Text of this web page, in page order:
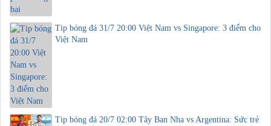
Tip bóng đá 31/7 20:00 Việt Nam vs Singapore: 3 điểm cho
Việt Nam
Tip bóng đá 20/7 02:00 Tây Ban Nha vs Argentina: Sức trẻ